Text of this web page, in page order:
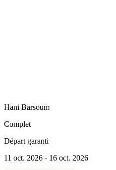
Hani Barsoum
Complet
Départ garanti
11 oct. 2026 - 16 oct. 2026